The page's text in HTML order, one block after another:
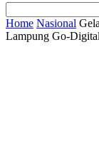
Home Nasional
Lampung Go-Digital